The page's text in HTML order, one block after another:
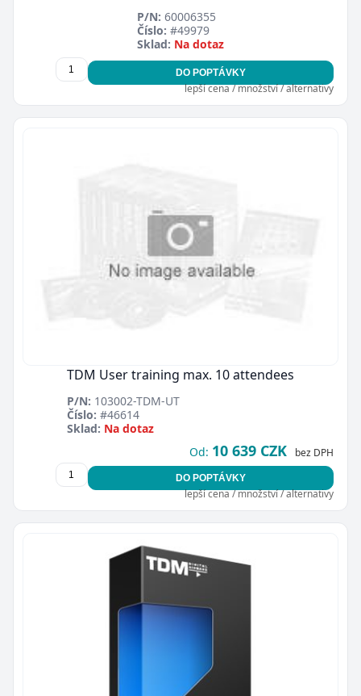
P/N: 60006355
Číslo: #49979
Sklad: Na dotaz
DO POPTÁVKY
lepší cena / množství / alternativy
TDM User training max. 10 attendees
P/N: 103002-TDM-UT
Číslo: #46614
Sklad: Na dotaz
Od: 10 639 CZK bez DPH
DO POPTÁVKY
lepší cena / množství / alternativy